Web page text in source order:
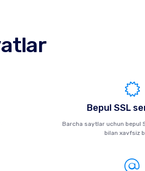
Bepul SSL
Barcha saytlar uchun bepul
bilan xavfsiz